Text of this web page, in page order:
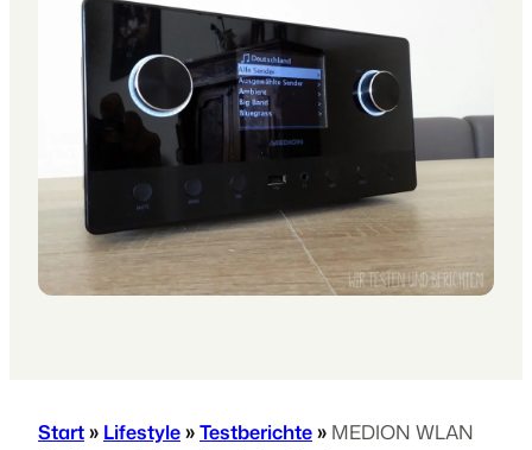
Start» Lifestyle»Testberichte» MEDION WLAN